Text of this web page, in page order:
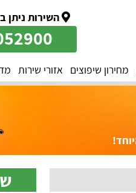
השירות ניתן
מחירון שיפוצים אזורי שירות